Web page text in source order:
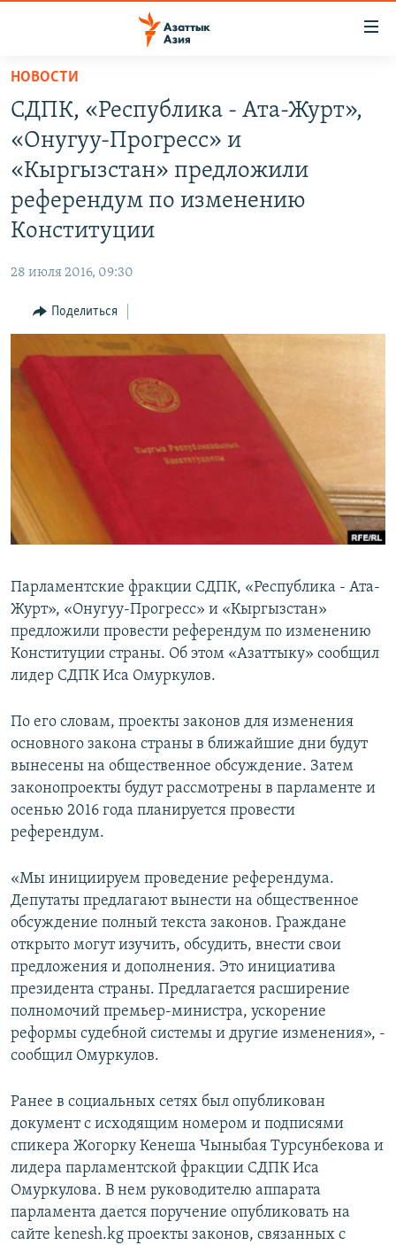
Вернуться
основному
содержанию
Вернутся
главной
навигации
КЫРГЫЗСТАН
УЗБЕКИСТАН
НОВОСТИ
ВОЙНА В УКРАИНЕ
НА ДРУГИХ ЯЗЫКАХ
ТОҶИКӢ
ПОДПИШИТЕСЬ НА НАС В СОЦСЕТЯХ
Все сайты РСЕ/РС
НОВОСТИ
СДПК, «Республика - Ата-Журт»,
«Онугуу-Прогресс» и
«Кыргызстан» предложили
референдум по изменению
Конституции
28 июля 2016, 09:30
Поделиться
Парламентские фракции СДПК, «Республика - Ата-
Журт», «Онугуу-Прогресс» и «Кыргызстан»
предложили провести референдум по изменению
Конституции страны. Об этом «Азаттыку» сообщил
лидер СДПК Иса Омуркулов.
По его словам, проекты законов для изменения
основного закона страны в ближайшие дни будут
вынесены на общественное обсуждение. Затем
законопроекты будут рассмотрены в парламенте и
осенью 2016 года планируется провести
референдум.
«Мы инициируем проведение референдума.
Депутаты предлагают вынести на общественное
обсуждение полный текста законов. Граждане
открыто могут изучить, обсудить, внести свои
предложения и дополнения. Это инициатива
президента страны. Предлагается расширение
полномочий премьер-министра, ускорение
реформы судебной системы и другие изменения», -
сообщил Омуркулов.
Ранее в социальных сетях был опубликован
документ с исходящим номером и подписями
спикера Жогорку Кенеша Чыныбая Турсунбекова и
лидера парламентской фракции СДПК Иса
Омуркулова. В нем руководителю аппарата
парламента дается поручение опубликовать на
сайте kenesh.kg проекты законов, связанных с